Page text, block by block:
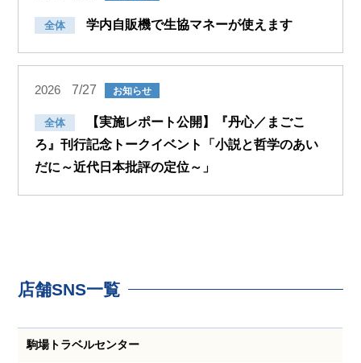
全体 学内自販機で生協マネーが使えます
2026 7/27 お知らせ
全体
【実施レポート公開】『丹心／まごこ
ろ』刊行記念トークイベント「小説と哲学のあい
だに～近代日本批評の定位～」
店舗SNS一覧
駒場トラベルセンター